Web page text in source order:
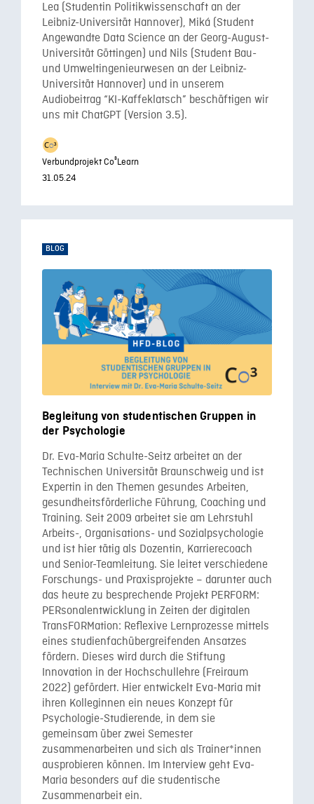
Lea (Studentin Politikwissenschaft an der
Leibniz-Universität Hannover), Miká (Student
Angewandte Data Science an der Georg-August-
Universität Göttingen) und Nils (Student Bau-
und Umweltingenieurwesen an der Leibniz-
Universität Hannover) und in unserem
Audiobeitrag “KI-Kaffeklatsch” beschäftigen wir
uns mit ChatGPT (Version 3.5).
Verbundprojekt Co³Learn
31.05.24
BLOG
Begleitung von studentischen Gruppen in
der Psychologie
Dr. Eva-Maria Schulte-Seitz arbeitet an der
Technischen Universität Braunschweig und ist
Expertin in den Themen gesundes Arbeiten,
gesundheitsförderliche Führung, Coaching und
Training. Seit 2009 arbeitet sie am Lehrstuhl
Arbeits-, Organisations- und Sozialpsychologie
und ist hier tätig als Dozentin, Karrierecoach
und Senior-Teamleitung. Sie leitet verschiedene
Forschungs- und Praxisprojekte – darunter auch
das heute zu besprechende Projekt PERFORM:
PERsonalentwicklung in Zeiten der digitalen
TransFORMation: Reflexive Lernprozesse mittels
eines studienfachübergreifenden Ansatzes
fördern. Dieses wird durch die Stiftung
Innovation in der Hochschullehre (Freiraum
2022) gefördert. Hier entwickelt Eva-Maria mit
ihren Kolleginnen ein neues Konzept für
Psychologie-Studierende, in dem sie
gemeinsam über zwei Semester
zusammenarbeiten und sich als Trainer*innen
ausprobieren können. Im Interview geht Eva-
Maria besonders auf die studentische
Zusammenarbeit ein.